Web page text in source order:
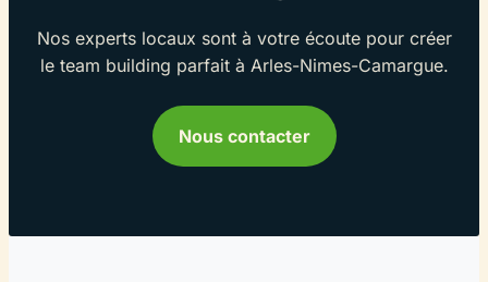
Nos experts locaux sont à votre écoute pour créer
le team building parfait à Arles-Nimes-Camargue.
Nous contacter